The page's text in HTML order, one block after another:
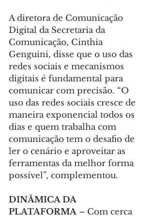
A diretora de Comunicação
Digital da Secretaria da
Comunicação, Cinthia
Genguini, disse que o uso das
redes sociais e mecanismos
digitais é fundamental para
comunicar com precisão. “O
uso das redes sociais cresce de
maneira exponencial todos os
dias e quem trabalha com
comunicação tem o desafio de
ler o cenário e aproveitar as
ferramentas da melhor forma
possível”, complementou.
DINÂMICA DA
PLATAFORMA – Com cerca